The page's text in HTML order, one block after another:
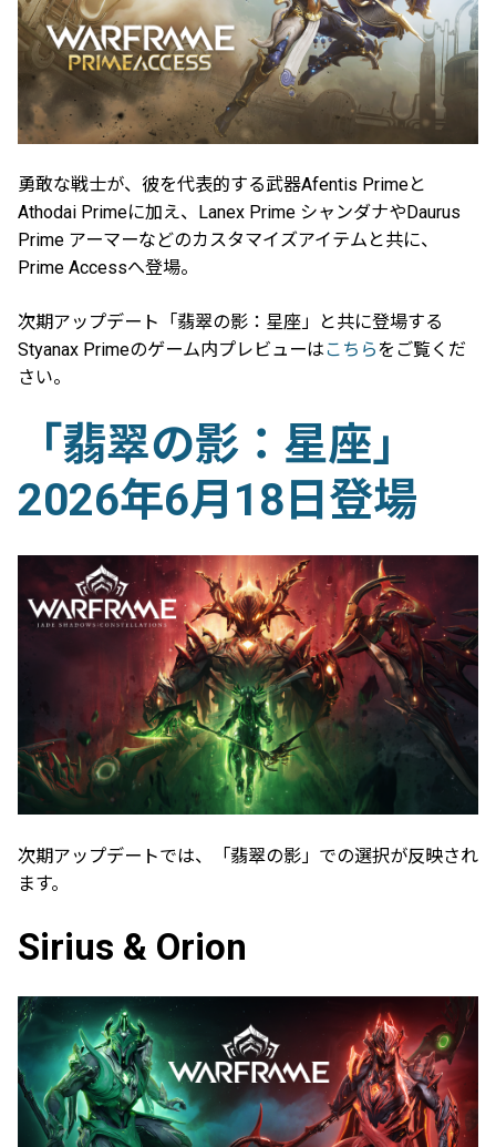
勇敢な戦士が、彼を代表的する武器Afentis Primeと
Athodai Primeに加え、Lanex Prime シャンダナやDaurus
Prime アーマーなどのカスタマイズアイテムと共に、
Prime Accessへ登場。
次期アップデート「翡翠の影：星座」と共に登場する
Styanax Primeのゲーム内プレビューは こちらをご覧くだ
さい。
「翡翠の影：星座」
2026年6月18日登場
次期アップデートでは、「翡翠の影」での選択が反映され
ます。
Sirius & Orion